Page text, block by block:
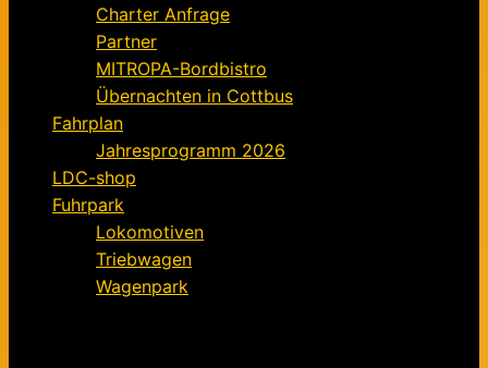
Charter Anfrage
Partner
MITROPA-Bordbistro
Übernachten in Cottbus
Fahrplan
Jahresprogramm 2026
LDC-shop
Fuhrpark
Lokomotiven
Triebwagen
Wagenpark